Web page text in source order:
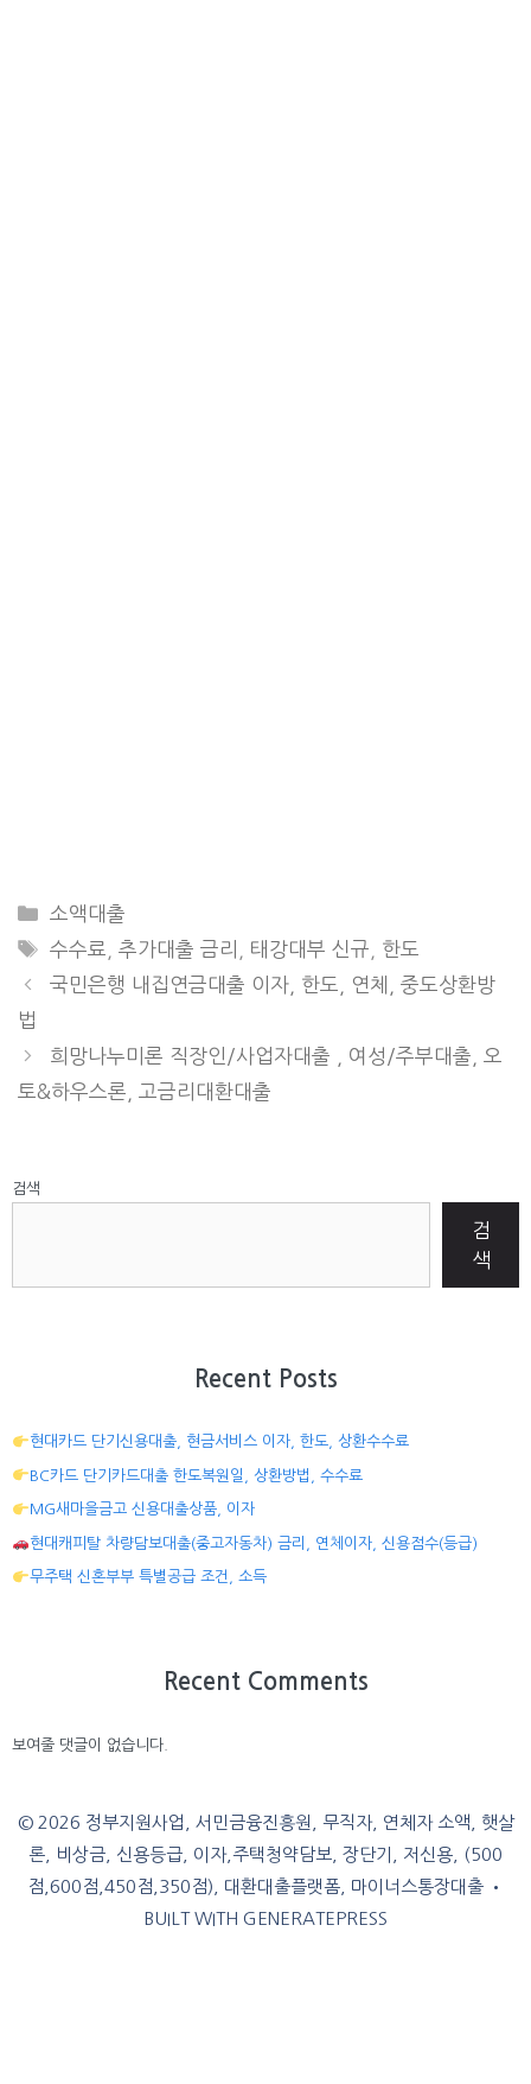
CATEGORIES
소액대출
TAGS
수수료 ,추가대출 금리 태강대부 신규
한도
국민은행 내집연금대출 이자, 한도, 연체, 중도상환방
법
희망나누미론 직장인/사업자대출 , 여성/주부대출, 오
토&하우스론, 고금리대환대출
검색
검
색
Recent Posts
현대카드 단기신용대출, 현금서비스 이자, 한도, 상환수수료
BC카드 단기카드대출 한도복원일, 상환방법, 수수료
MG새마을금고 신용대출상품, 이자
현대캐피탈 차량담보대출(중고자동차) 금리, 연체이자, 신용점수(등급)
무주택 신혼부부 특별공급 조건, 소득
Recent Comments
보여줄 댓글이 없습니다.
© 2026 정부지원사업, 서민금융진흥원, 무직자, 연체자 소액, 햇살
론, 비상금, 신용등급, 이자,주택청약담보, 장단기, 저신용, (500
점,600점,450점,350점), 대환대출플랫폼, 마이너스통장대출 •
BUILT WITH GENERATEPRESS